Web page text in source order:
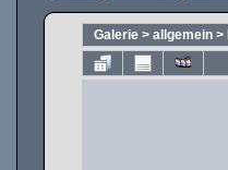
Galerie > allgemein >